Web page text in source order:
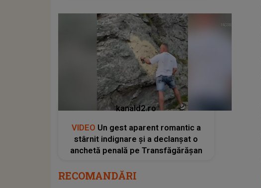
kanald2.ro
VIDEO Un gest aparent romantic a
stârnit indignare și a declanșat o
anchetă penală pe Transfăgărășan
RECOMANDĂRI